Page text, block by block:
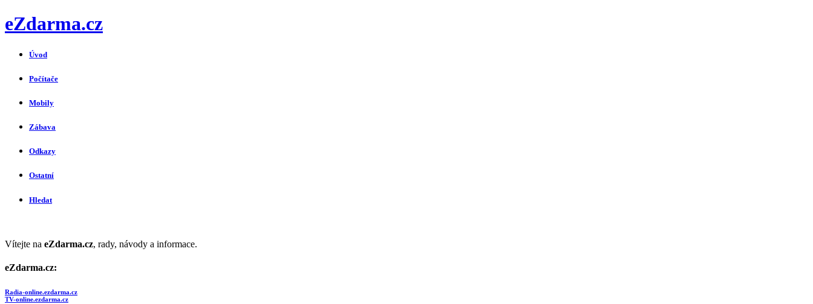
eZdarma.cz
Úvod
Počítače
Mobily
Zábava
Odkazy
Ostatní
Hledat
Vítejte na eZdarma.cz, rady, návody a informace.
eZdarma.cz:
Radia-online.ezdarma.cz
TV-online.ezdarma.cz